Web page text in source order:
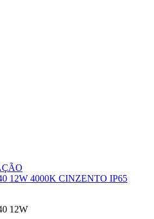
12W 4000K CINZENTO IP65
12W